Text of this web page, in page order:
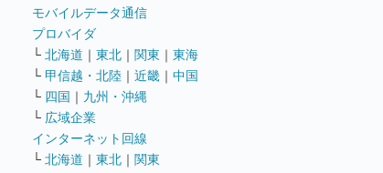
モバイルデータ通信
プロバイダ
└ 北海道 ｜ 東北 ｜ 関東 ｜ 東海
└ 甲信越・北陸 ｜ 近畿 ｜ 中国
└ 四国 ｜ 九州・沖縄
└ 広域企業
インターネット回線
└ 北海道 ｜ 東北 ｜ 関東